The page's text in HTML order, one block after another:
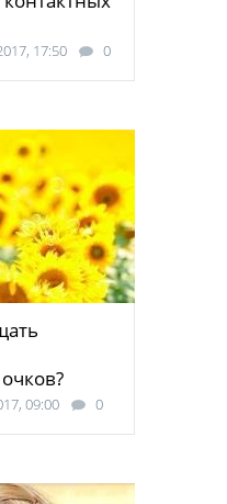
17:50 0
09:00 0